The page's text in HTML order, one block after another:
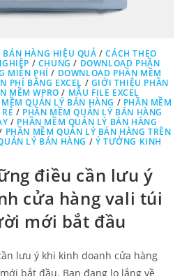
HÀNG HIỆU QUẢ /CÁCH THEO
/ CHUNG / DOWNLOAD PHẦN
MIỄN PHÍ / DOWNLOAD PHẦN MỀM
PHÍ BẰNG EXCEL / GIỚI THIỆU PHẦN
MỀM WPRO / MẪU FILE EXCEL
QUẢN LÝ BÁN HÀNG / PHẦN MỀM
/ PHẦN MỀM QUẢN LÝ BÁN HÀNG
/ PHẦN MỀM QUẢN LÝ BÁN HÀNG
PHẦN MỀM QUẢN LÝ BÁN HÀNG TRÊN
LÝ BÁN HÀNG / Ý TƯỞNG KINH
điều cần lưu ý
cửa hàng vali túi
mới bắt đầu
lưu ý khi kinh doanh cửa hàng
bắt đầu. Bạn đang lo lắng về